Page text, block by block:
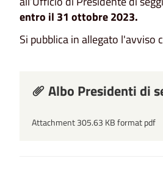
entro il 31 ottobre 2023.
Si pubblica in allegato l'avviso
Albo Presidenti di
Attachment 305.63 KB format pdf